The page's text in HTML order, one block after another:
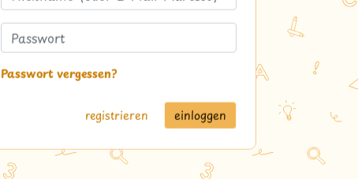
Passwort vergessen?
registrieren